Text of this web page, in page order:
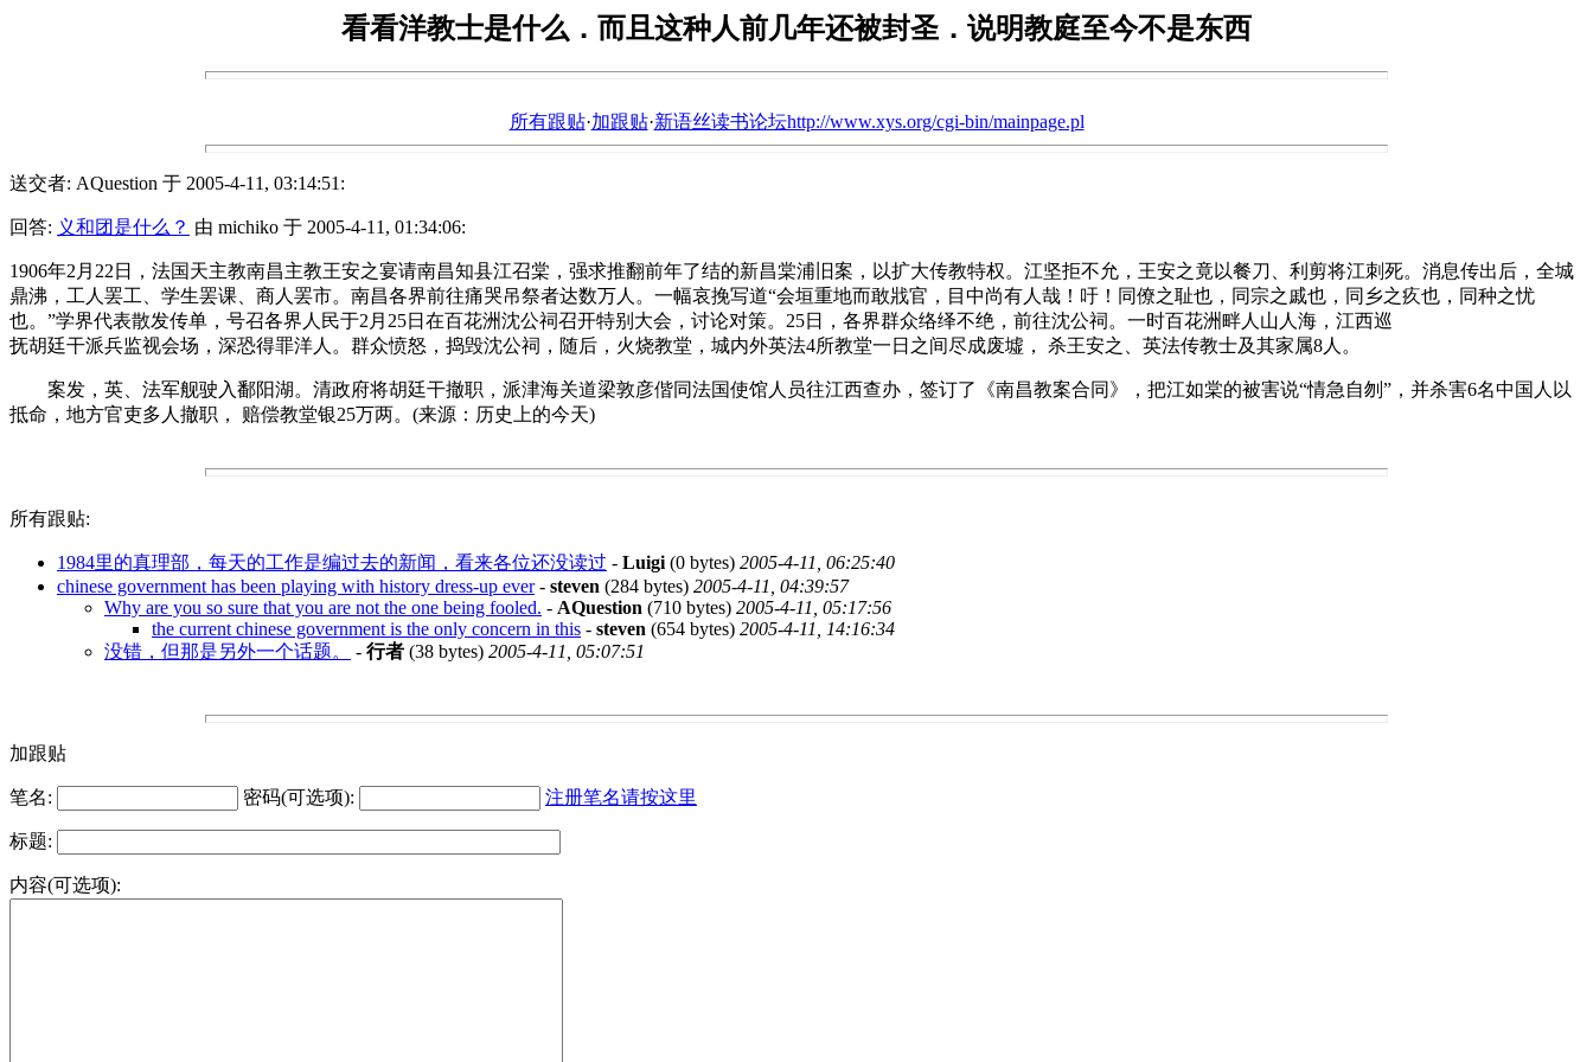
看看洋教士是什么．而且这种人前几年还被封圣．说明教庭至今不是东西
所有跟贴·加跟贴·新语丝读书论坛http://www.xys.org/cgi-bin/mainpage.pl
送交者: AQuestion 于 2005-4-11, 03:14:51:
回答: 义和团是什么？ 由 michiko 于 2005-4-11, 01:34:06:
1906年2月22日，法国天主教南昌主教王安之宴请南昌知县江召棠，强求推翻前年了结的新昌棠浦旧案，以扩大传教特权。江坚拒不允，王安之竟以餐刀、利剪将江刺死。消息传出后，全城
鼎沸，工人罢工、学生罢课、商人罢市。南昌各界前往痛哭吊祭者达数万人。一幅哀挽写道“会垣重地而敢戕官，目中尚有人哉！吁！同僚之耻也，同宗之戚也，同乡之疚也，同种之忧
也。”学界代表散发传单，号召各界人民于2月25日在百花洲沈公祠召开特别大会，讨论对策。25日，各界群众络绎不绝，前往沈公祠。一时百花洲畔人山人海，江西巡
抚胡廷干派兵监视会场，深恐得罪洋人。群众愤怒，捣毁沈公祠，随后，火烧教堂，城内外英法4所教堂一日之间尽成废墟， 杀王安之、英法传教士及其家属8人。
案发，英、法军舰驶入鄱阳湖。清政府将胡廷干撤职，派津海关道梁敦彦偕同法国使馆人员往江西查办，签订了《南昌教案合同》，把江如棠的被害说“情急自刎”，并杀害6名中国人以
抵命，地方官吏多人撤职， 赔偿教堂银25万两。(来源：历史上的今天)
所有跟贴:
1984里的真理部，每天的工作是编过去的新闻，看来各位还没读过 - Luigi (0 bytes) 2005-4-11, 06:25:40
chinese government has been playing with history dress-up ever- steven (284 bytes) 2005-4-11, 04:39:57
Why are you so sure that you are not the one being fooled. - AQuestion (710 bytes) 2005-4-11, 05:17:56
the current chinese government is the only concern in this - steven (654 bytes) 2005-4-11, 14:16:34
没错，但那是另外一个话题。
- 行者 (38 bytes) 2005-4-11, 05:07:51
加跟贴
笔名: 密码(可选项): 注册笔名请按这里
标题:
内容(可选项):